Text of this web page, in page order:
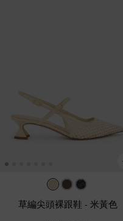
草編尖頭裸跟鞋 - 米黃色